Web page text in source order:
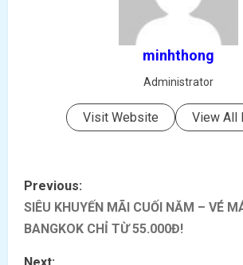
minhthong
Administrator
Visit Website View All
P
o
Previous:
SIÊU KHUYẾN MÃI CUỐI NĂM – VÉ
BANGKOK CHỈ TỪ 55.000Đ!
Next: